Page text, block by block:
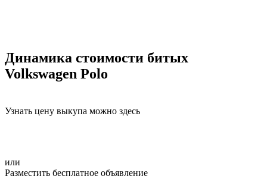
Динамика стоимости битых
Volkswagen Polo
Узнать цену выкупа можно здесь
или
Разместить бесплатное объявление